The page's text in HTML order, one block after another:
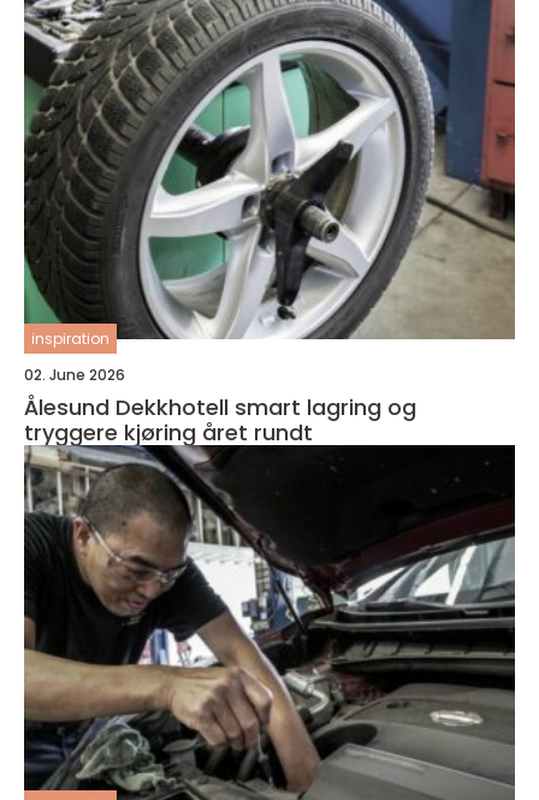
inspiration
02. June 2026
Ålesund Dekkhotell smart lagring og
tryggere kjøring året rundt